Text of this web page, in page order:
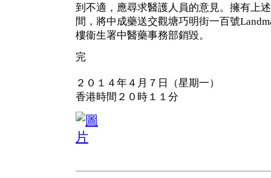
到不適，應尋求醫護人員的意見。擁有上
間，將中成藥送交觀塘巧明街一百號
樓衞生署中醫藥事務部銷毀。
完
２０１４年４月７日（星期一）
香港時間２０時１１分